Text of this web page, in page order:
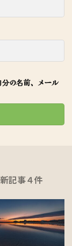
の名前、メール
記事４件